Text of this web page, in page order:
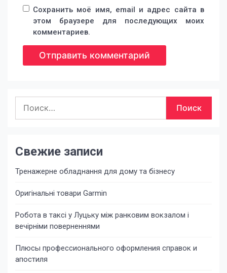
Сохранить моё имя, email и адрес сайта в
этом браузере для последующих моих
комментариев.
Свежие записи
Тренажерне обладнання для дому та бізнесу
Оригінальні товари Garmin
Робота в таксі у Луцьку між ранковим вокзалом і
вечірніми поверненнями
Плюсы профессионального оформления справок и
апостиля